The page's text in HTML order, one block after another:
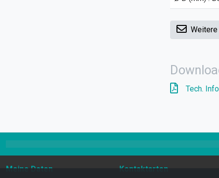
Tech. Info
Meine Daten Kontaktarten